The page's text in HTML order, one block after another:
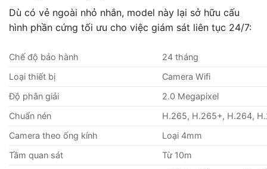
Dù có vẻ ngoài nhỏ nhắn, model này lại sở hữu cấu
hình phần cứng tối ưu cho việc giám sát liên tục 24/7:
Chế độ bảo hành
24 tháng
Loại thiết bị
Camera Wifi
Độ phân giải
2.0 Megapixel
Chuẩn nén
H.265, H.265+, H.264,
Camera theo ống kính
Loại 4mm
Tầm quan sát
Từ 10m